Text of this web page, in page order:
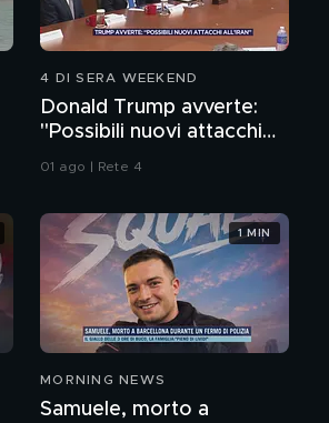
4 DI SERA WEEKEND
Donald Trump avverte:
"Possibili nuovi attacchi
all'Iran"
01 ago | Rete 4
MORNING NEWS
Samuele, morto a
1 MIN